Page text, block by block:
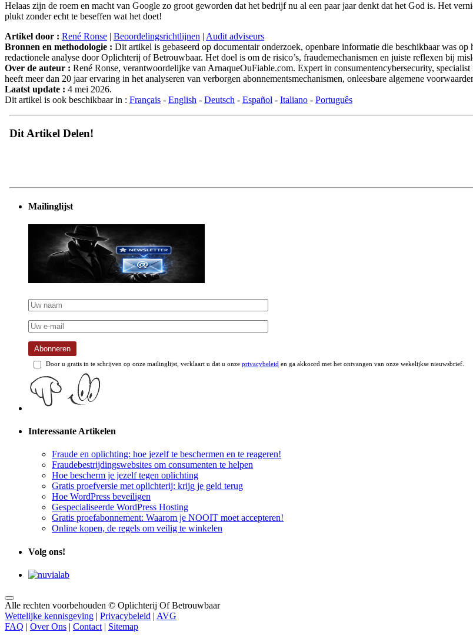
Helaas zijn de roem en macht van Google zo groot geworden dat het bedrijf nu al een paar jaar denkt dat het God is. Het
plukt zonder echt te beseffen wat het doet!
Artikel door : René Ronse | Beoordelingsrichtlijnen | Audit adviseurs
Bronnen en methodologie : Dit artikel is gebaseerd op documentair onderzoek, openbare informatie die beschikbaar was
redactionele analyse door Oplichterij of Betrouwbaar. Het doel is om de risico’s, fraudemechanismen en juiste reflexen bij
Over de auteur : René Ronse, verantwoordelijke van ArnaqueOuFiable.com. Expert in consumentencybersecurity,
heeft meer dan 20 jaar ervaring in het analyseren van verborgen abonnementsmechanismen, onleesbare algemene
Laatst update : 4 mei 2026.
Dit artikel is ook beschikbaar in : Français - English - Deutsch - Español - Italiano - Português
Dit Artikel Delen!
Mailinglijst
Abonneren
Door u gratis in te schrijven op onze mailinglijst, verklaart u dat u onze privacybeleid en ga akkoord met het ontvangen van onze wekelijkse nieuwsbrief.
Interessante Artikelen
Fraude en oplichting: hoe jezelf te beschermen en te reageren!
Fraudebestrijdingswebsites om consumenten te helpen
Hoe bescherm je jezelf tegen oplichting
Gratis proefversie met oplichterij: krijg je geld terug
Hoe WordPress beveiligen
Gespecialiseerde WordPress Hosting
Gratis proefabonnement: Waarom je NOOIT moet accepteren!
Online kopen, de regels om veilig te winkelen
Volg ons!
Alle rechten voorbehouden © Oplichterij Of Betrouwbaar
Wettelijke kennisgeving | Privacybeleid | AVG
FAQ | Over Ons | Contact | Sitemap